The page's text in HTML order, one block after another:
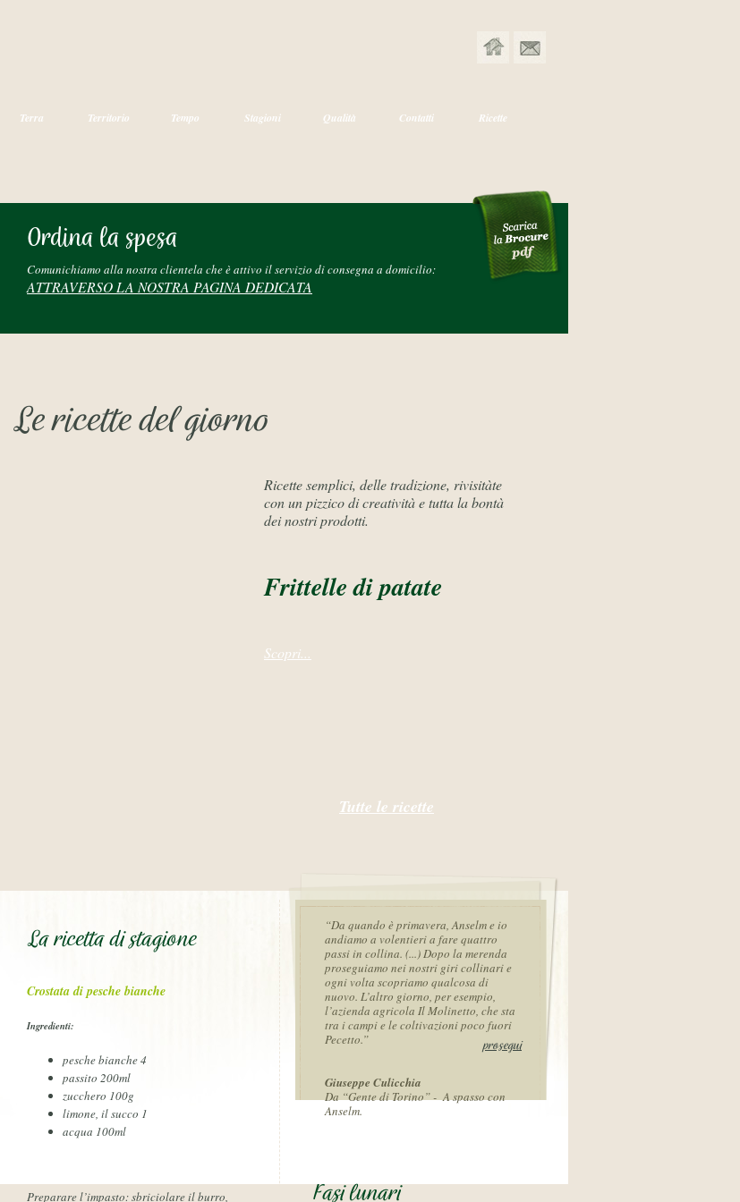
Terra Territorio Tempo Stagioni Qualità Contatti Ricette
Ordina la spesa
Comunichiamo alla nostra clientela che è attivo il servizio di consegna a domicilio:
ATTRAVERSO LA NOSTRA PAGINA DEDICATA
Le ricette del giorno
Ricette semplici, delle tradizione, rivisitàte
con un pizzico di creatività e tutta la bontà
dei nostri prodotti.
Frittelle di patate
Scopri...
Tutte le ricette
La ricetta di stagione
Crostata di pesche bianche
Ingredienti:
pesche bianche 4
passito 200ml
zucchero 100g
limone, il succo 1
acqua 100ml
Preparare l’impasto: sbriciolare il burro,
“Da quando è primavera, Anselm e io
andiamo a volentieri a fare quattro
passi in collina. (...) Dopo la merenda
proseguiamo nei nostri giri collinari e
ogni volta scopriamo qualcosa di
nuovo. L’altro giorno, per esempio,
l’azienda agricola Il Molinetto, che sta
tra i campi e le coltivazioni poco fuori
Pecetto.”
prosegui
Giuseppe Culicchia
Da “Gente di Torino” - A spasso con
Anselm.
Fasi lunari